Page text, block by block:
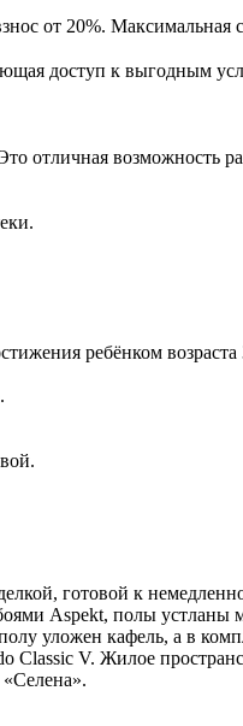
от 20%. Максимальная
доступ к выгодным
отличная возможность
ребёнком возраста
готовой к
Aspekt, полы
уложен кафель, а в
V. Жилое
«Селена».